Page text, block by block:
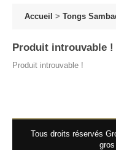
Accueil > Tongs
Produit introuvable !
Produit introuvable !
Tous droits réservés